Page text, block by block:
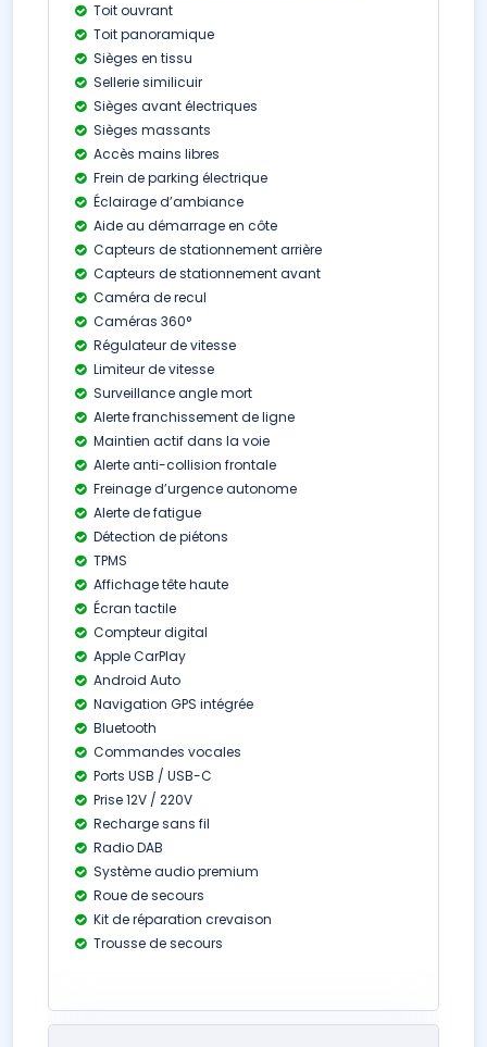
Toit ouvrant
Toit panoramique
Sièges en tissu
Sellerie similicuir
Sièges avant électriques
Sièges massants
Accès mains libres
Frein de parking électrique
Éclairage d’ambiance
Aide au démarrage en côte
Capteurs de stationnement arrière
Capteurs de stationnement avant
Caméra de recul
Caméras 360°
Régulateur de vitesse
Limiteur de vitesse
Surveillance angle mort
Alerte franchissement de ligne
Maintien actif dans la voie
Alerte anti-collision frontale
Freinage d’urgence autonome
Alerte de fatigue
Détection de piétons
TPMS
Affichage tête haute
Écran tactile
Compteur digital
Apple CarPlay
Android Auto
Navigation GPS intégrée
Bluetooth
Commandes vocales
Ports USB / USB-C
Prise 12V / 220V
Recharge sans fil
Radio DAB
Système audio premium
Roue de secours
Kit de réparation crevaison
Trousse de secours